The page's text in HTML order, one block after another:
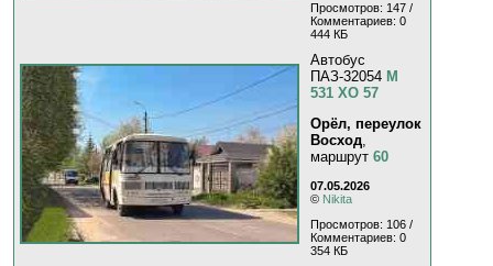
Просмотров: 147 /
Комментариев: 0
444 КБ
Автобус
ПАЗ-32054 М
531 ХО 57
Орёл, переулок
Восход,
маршрут 60
07.05.2026
© Nikita
Просмотров: 106 /
Комментариев: 0
354 КБ